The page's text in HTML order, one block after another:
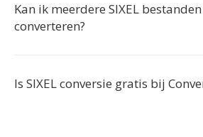
Kan ik meerdere SIXEL
converteren?
Is SIXEL conversie gratis bij